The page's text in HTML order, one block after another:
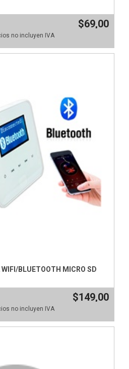
$69,00
no incluyen IVA
BLUETOOTH MICRO SD
$149,00
no incluyen IVA